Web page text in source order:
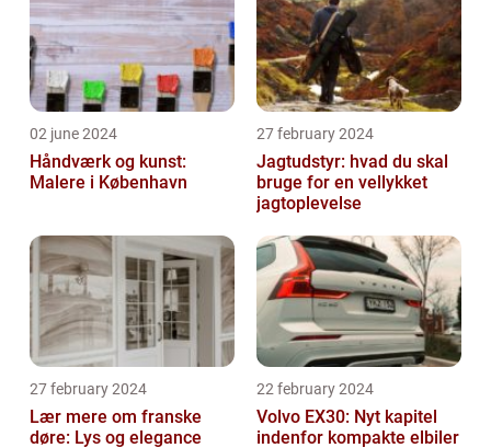
02 june 2024
Håndværk og kunst:
Malere i København
27 february 2024
Jagtudstyr: hvad du skal
bruge for en vellykket
jagtoplevelse
27 february 2024
Lær mere om franske
døre: Lys og elegance
22 february 2024
Volvo EX30: Nyt kapitel
indenfor kompakte elbiler